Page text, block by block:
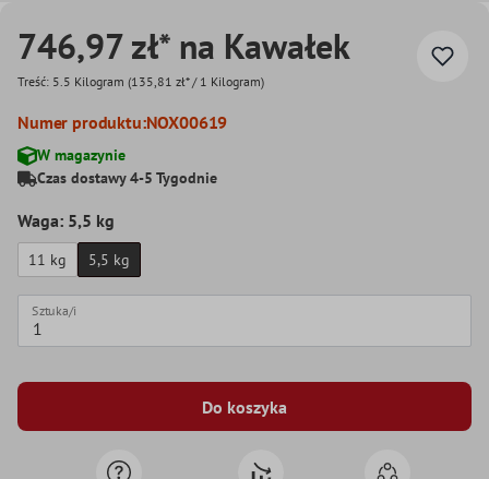
746,97 zł* na Kawałek
Treść: 5.5 Kilogram (135,81 zł* / 1 Kilogram)
Numer produktu:NOX00619
W magazynie
Czas dostawy 4-5 Tygodnie
Waga: 5,5 kg
11 kg 5,5 kg
Sztuka/i
Do koszyka